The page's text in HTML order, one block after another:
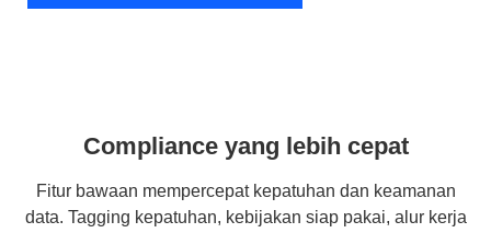
Compliance yang lebih cepat
Fitur bawaan mempercepat kepatuhan dan keamanan
data. Tagging kepatuhan, kebijakan siap pakai, alur kerja